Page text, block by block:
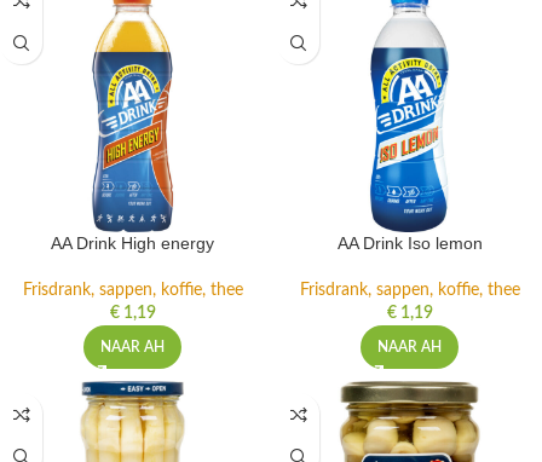
AA Drink High energy
Frisdrank, sappen, koffie, thee
€1,19
NAAR AH
AA Drink Iso lemon
Frisdrank, sappen, koffie, thee
€1,19
NAAR AH